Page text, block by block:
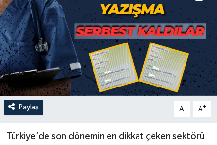
Paylaş A- A+
Türkiye’de son dönemin en dikkat çeken sektörü